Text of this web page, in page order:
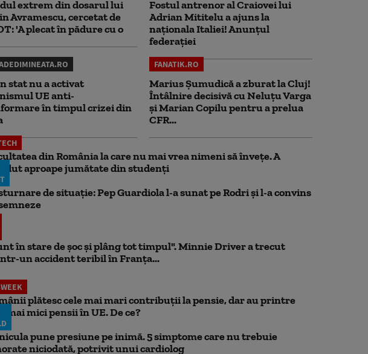
extrem din dosarul lui
Avramescu, cercetat de
'A plecat în pădure cu o
Fostul antrenor al Craiovei lui
Adrian Mititelu a ajuns la
naționala Italiei! Anunțul
federației
stat nu a activat
UE anti-
în timpul crizei din
FANATIK.RO
Marius Şumudică a zburat la Cluj!
Întâlnire decisivă cu Neluţu Varga
şi Marian Copilu pentru a prelua
CFR...
din România la care nu mai vrea nimeni să înveţe. A
aproape jumătate din studenţi
de situație: Pep Guardiola l-a sunat pe Rodri și l-a convins
în stare de șoc și plâng tot timpul". Minnie Driver a trecut
un accident teribil în Franța...
plătesc cele mai mari contribuții la pensie, dar au printre
mai mici pensii în UE. De ce?
pune presiune pe inimă. 5 simptome care nu trebuie
niciodată, potrivit unui cardiolog